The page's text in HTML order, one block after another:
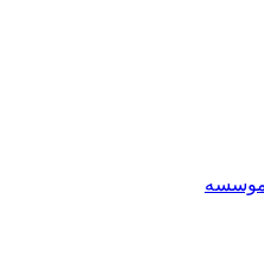
موسسه